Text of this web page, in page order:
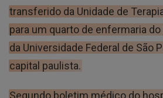
QUEM SOMOS
CONTATO
MIX AGORA TV
transferido da Unidade de
para um quarto de enfermaria
da Universidade Federal de São
capital paulista.